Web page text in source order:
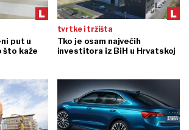
put u
što kaže
tvrtke i tržišta
Tko je osam najvećih
investitora iz BiH u Hrvatskoj